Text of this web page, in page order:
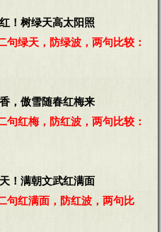
！树绿天高太阳照
绿天，防绿波，两句比较：
，傲雪随春红梅来
红梅，防红波，两句比较：
！满朝文武红满面
句红满面，防红波，两句比